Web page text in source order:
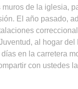
de la iglesia,
El año pasado,
al hogar
en la carretera
con ustedes